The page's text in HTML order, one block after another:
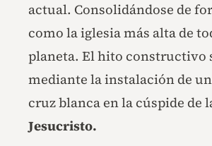
actual. Consolidándose de
como la iglesia más alta de
planeta. El hito constructivo
mediante la instalación de
cruz blanca en la cúspide de
Jesucristo.